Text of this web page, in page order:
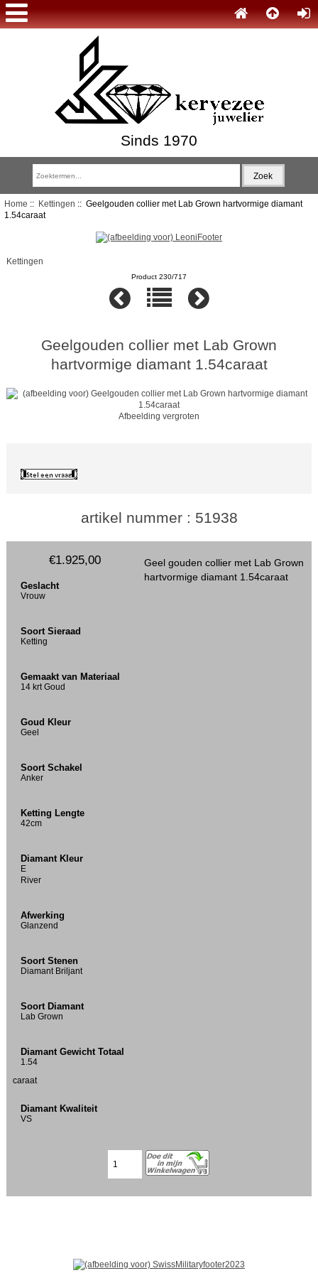
Sinds 1970
Home :: Kettingen :: Geelgouden collier met Lab Grown hartvormige diamant
1.54caraat
Kettingen
Product 230/717
Geelgouden collier met Lab Grown
hartvormige diamant 1.54caraat
Afbeelding vergroten
artikel nummer : 51938
Geel gouden collier met Lab Grown
hartvormige diamant 1.54caraat
€1.925,00
Geslacht
Vrouw
Soort Sieraad
Ketting
Gemaakt van Materiaal
14 krt Goud
Goud Kleur
Geel
Soort Schakel
Anker
Ketting Lengte
42cm
Diamant Kleur
E
River
Afwerking
Glanzend
Soort Stenen
Diamant Briljant
Soort Diamant
Lab Grown
Diamant Gewicht Totaal
1.54
caraat
Diamant Kwaliteit
VS